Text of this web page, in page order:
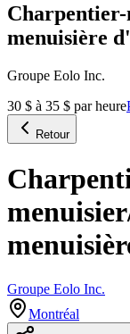
menuisière
Groupe Eolo Inc.
30 $ à 35 $ par heure
Retour
Groupe Eolo Inc.
Montréal